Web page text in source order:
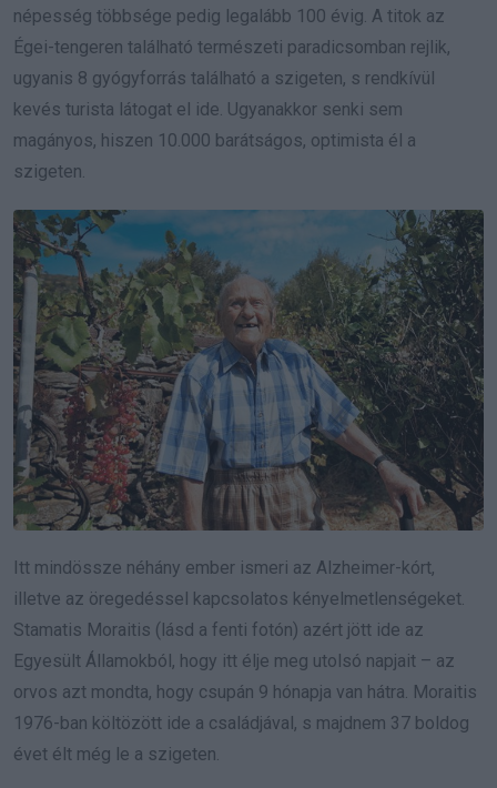
népesség többsége pedig legalább 100 évig. A titok az
Égei-tengeren található természeti paradicsomban rejlik,
ugyanis 8 gyógyforrás található a szigeten, s rendkívül
kevés turista látogat el ide. Ugyanakkor senki sem
magányos, hiszen 10.000 barátságos, optimista él a
szigeten.
Itt mindössze néhány ember ismeri az Alzheimer-kórt,
illetve az öregedéssel kapcsolatos kényelmetlenségeket.
Stamatis Moraitis (lásd a fenti fotón) azért jött ide az
Egyesült Államokból, hogy itt élje meg utolsó napjait – az
orvos azt mondta, hogy csupán 9 hónapja van hátra. Moraitis
1976-ban költözött ide a családjával, s majdnem 37 boldog
évet élt még le a szigeten.